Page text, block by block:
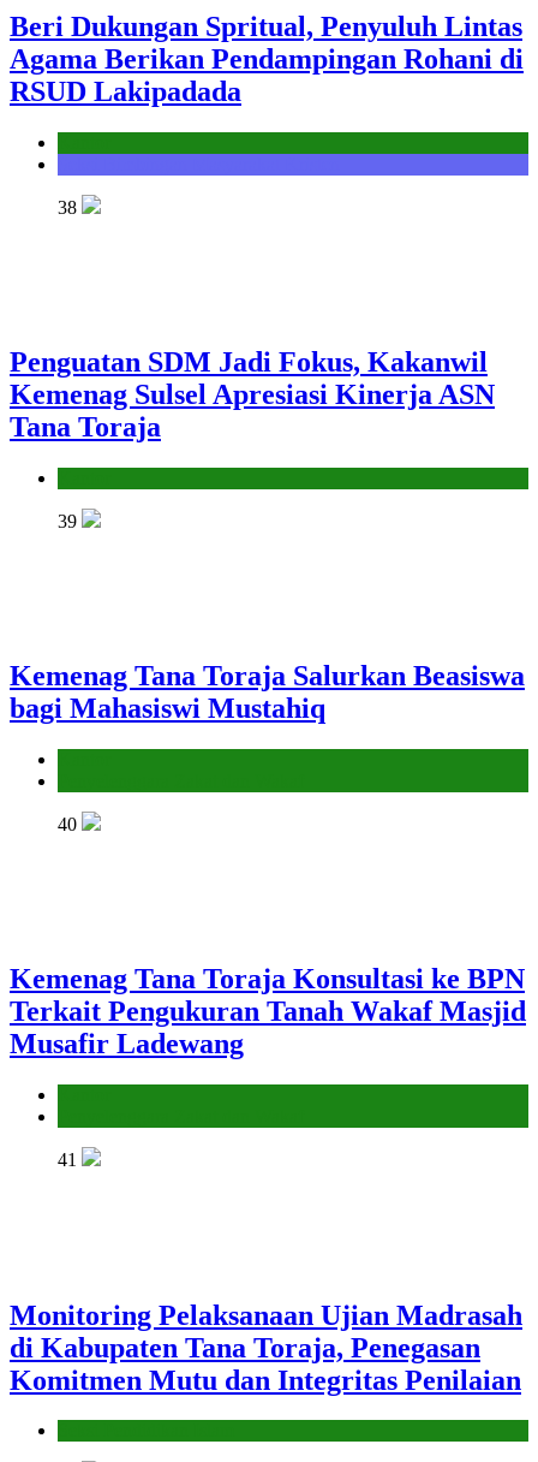
Beri Dukungan Spritual, Penyuluh Lintas
Agama Berikan Pendampingan Rohani di
RSUD Lakipadada
38
Penguatan SDM Jadi Fokus, Kakanwil
Kemenag Sulsel Apresiasi Kinerja ASN
Tana Toraja
39
Kemenag Tana Toraja Salurkan Beasiswa
bagi Mahasiswi Mustahiq
40
Kemenag Tana Toraja Konsultasi ke BPN
Terkait Pengukuran Tanah Wakaf Masjid
Musafir Ladewang
41
Monitoring Pelaksanaan Ujian Madrasah
di Kabupaten Tana Toraja, Penegasan
Komitmen Mutu dan Integritas Penilaian